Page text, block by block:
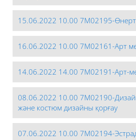
15.06.2022 10.00 7М02195-
16.06.2022 10.00 7М02161-Арт
14.06.2022 14.00 7М02191-Арт-
08.06.2022 10.00 7М02190-
және костюм дизайны қорғау
07.06.2022 10.00 7М02194-